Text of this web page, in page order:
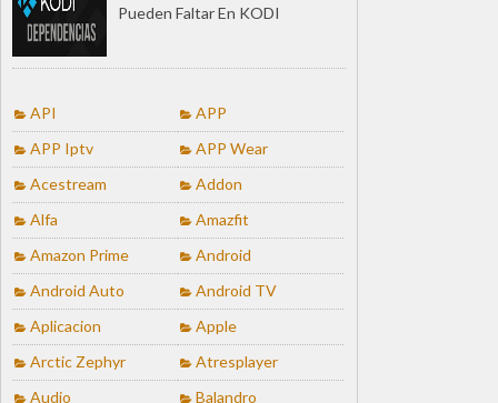
Pueden Faltar En KODI
API
APP
APP Iptv
APP Wear
Acestream
Addon
Alfa
Amazfit
Amazon Prime
Android
Android Auto
Android TV
Aplicacion
Apple
Arctic Zephyr
Atresplayer
Audio
Balandro